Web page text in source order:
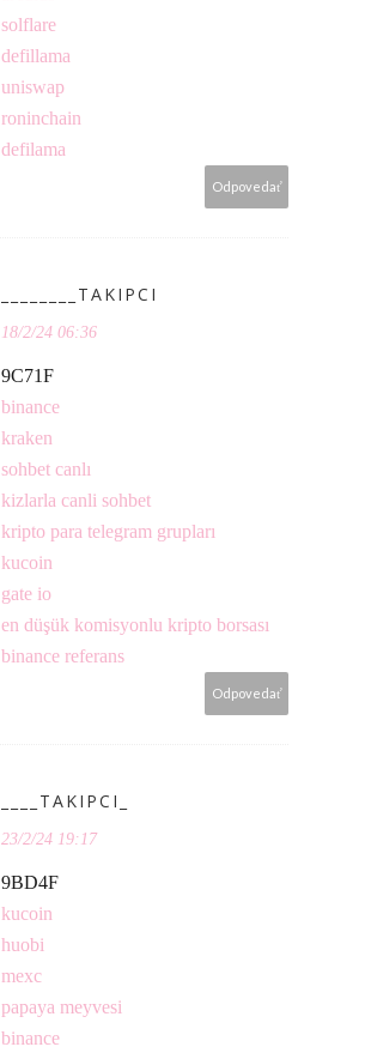
solflare
defillama
uniswap
roninchain
defilama
Odpovedať
________TAKIPCI
18/2/24 06:36
9C71F
binance
kraken
sohbet canlı
kizlarla canli sohbet
kripto para telegram grupları
kucoin
gate io
en düşük komisyonlu kripto borsası
binance referans
Odpovedať
____TAKIPCI_
23/2/24 19:17
9BD4F
kucoin
huobi
mexc
papaya meyvesi
binance